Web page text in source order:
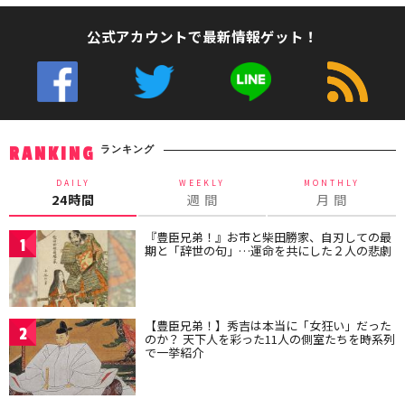
公式アカウントで最新情報ゲット！
RANKING ランキング
DAILY
24時間
WEEKLY
週 間
MONTHLY
月 間
1 『豊臣兄弟！』お市と柴田勝家、自刃しての最
期と「辞世の句」…運命を共にした２人の悲劇
2 【豊臣兄弟！】秀吉は本当に「女狂い」だった
のか？ 天下人を彩った11人の側室たちを時系列
で一挙紹介